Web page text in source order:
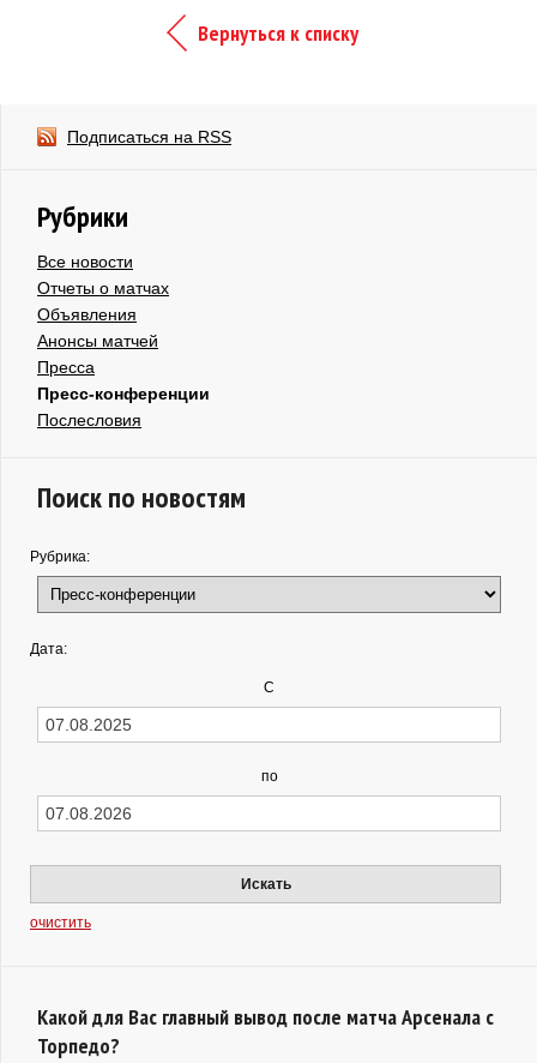
Вернуться к списку
Подписаться на RSS
Рубрики
Все новости
Отчеты о матчах
Объявления
Анонсы матчей
Пресса
Пресс-конференции
Послесловия
Поиск по новостям
Рубрика:
Дата:
С
по
Искать
очистить
Какой для Вас главный вывод после матча Арсенала с
Торпедо?